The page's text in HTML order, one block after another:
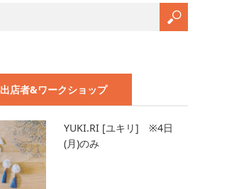
出店者&ワークショップ
YUKI.RI [ユキリ] ※4日
(月)のみ